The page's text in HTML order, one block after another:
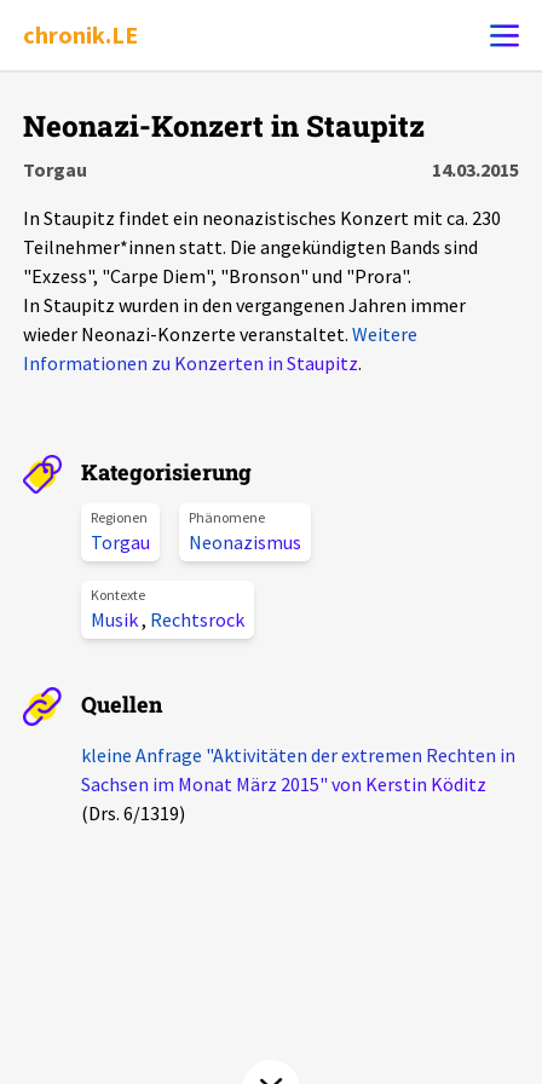
chronik.LE
Ereignis melden
Chronik
Dossiers
Leipziger Zustände
Phänomene
Aktuelles
Alle Beiträge
Pressemitteilungen
Podcasts
Über uns
Projektbeschreibung
Kontakt
Unterstützer_innen
Neonazi-Konzert in Staupitz
Torgau
14.03.2015
In Staupitz findet ein neonazistisches Konzert mit ca. 230
Teilnehmer*innen statt. Die angekündigten Bands sind
"Exzess", "Carpe Diem", "Bronson" und "Prora".
In Staupitz wurden in den vergangenen Jahren immer
wieder Neonazi-Konzerte veranstaltet. Weitere
Informationen zu Konzerten in Staupitz.
Kategorisierung
Regionen
Torgau
Phänomene
Neonazismus
Kontexte
Musik, Rechtsrock
Quellen
kleine Anfrage "Aktivitäten der extremen Rechten in
Sachsen im Monat März 2015" von Kerstin Köditz
(Drs. 6/1319)
Alle Ereignisse
Ereignisse Statistik
Exportieren ? Filter Erklärungen